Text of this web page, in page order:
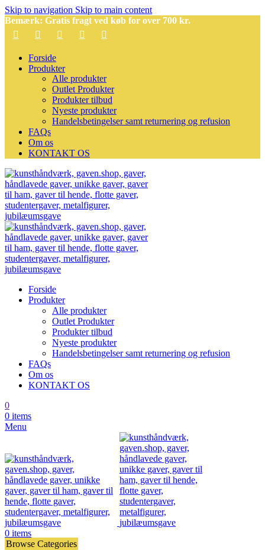
Skip to navigation Skip to main content
Bemærk: Gratis fragt ved køb for over 700 kr.
Forside
Produkter
Alle produkter
Outlet Produkter
Produkter tilbud
Nyeste produkter
Handelsbetingelser samt returnering og refusion
FAQs
Om os
KONTAKT OS
Forside
Produkter
Alle produkter
Outlet Produkter
Produkter tilbud
Nyeste produkter
Handelsbetingelser samt returnering og refusion
FAQs
Om os
KONTAKT OS
0
0 items
Menu
0 items
Browse Categories